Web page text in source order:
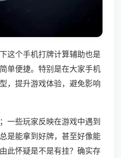
这个手机打牌计算辅助也是
单便捷。特别是在大家手机
，提升游戏体验，避免影响
一些玩家反映在游戏中遇到
是能拿到好牌，甚至好像能
此怀疑是不是有挂？确实存